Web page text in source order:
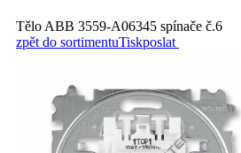
Tělo ABB 3559-A06345 spínače č.6
zpět do sortimentuTiskposlat